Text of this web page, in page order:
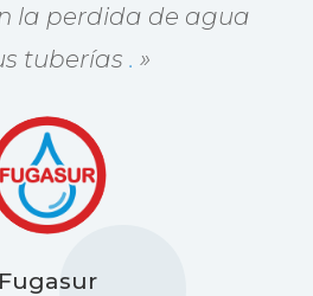
la perdida de agua
tuberías . »
Fugasur